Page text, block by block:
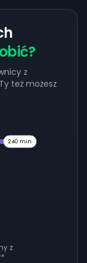
z
też możesz
240 min
z